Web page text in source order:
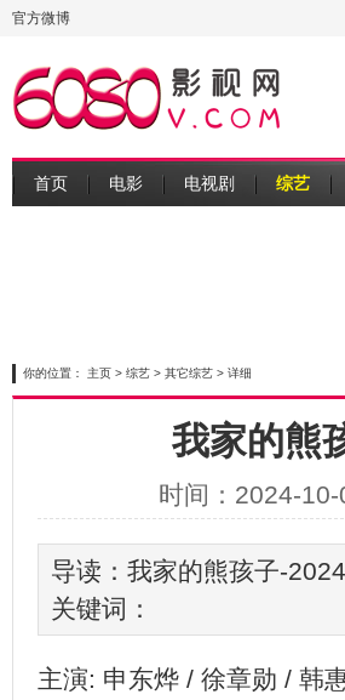
官方微博
首页 电影 电视剧 综艺
你的位置： 主页 > 综艺 > 其它综艺 > 详细
我家的熊
时间：2024-
导读：我家的熊孩子-
关键词：
主演: 申东烨 / 徐章勋 / 韩